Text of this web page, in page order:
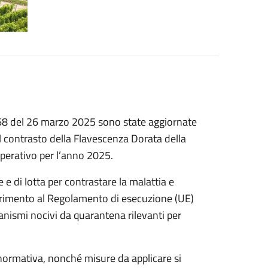
del 26 marzo 2025 sono state aggiornate
della Flavescenza Dorata della
per l’anno 2025.
di lotta per contrastare la malattia e
al Regolamento di esecuzione (UE)
nocivi da quarantena rilevanti per
nonché misure da applicare si